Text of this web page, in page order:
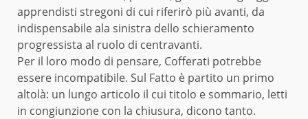
apprendisti stregoni di cui riferirò più avanti, da
indispensabile ala sinistra dello schieramento
progressista al ruolo di centravanti.
Per il loro modo di pensare, Cofferati potrebbe
essere incompatibile. Sul Fatto è partito un primo
altolà: un lungo articolo il cui titolo e sommario, letti
in congiunzione con la chiusura, dicono tanto.